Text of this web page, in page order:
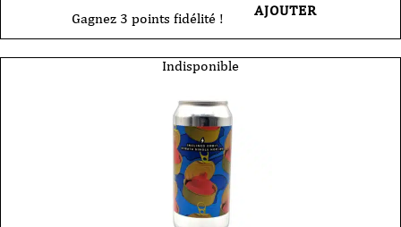
Gagnez 3 points fidélité ! AJOUTER
Indisponible